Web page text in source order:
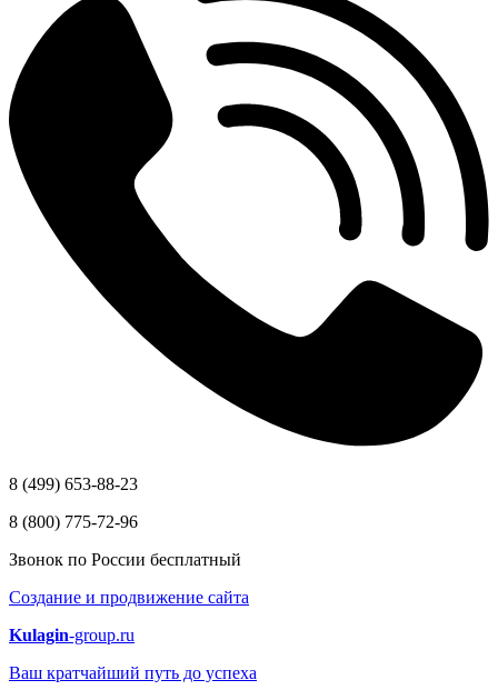
8 (499) 653-88-23
8 (800) 775-72-96
Звонок по России бесплатный
Создание и продвижение сайта
Kulagin-group.ru
Ваш кратчайший путь до успеха